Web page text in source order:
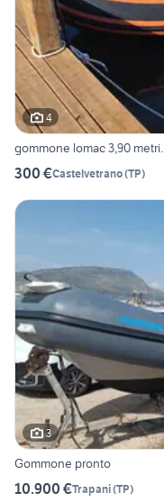
4
gommone lomac 3,90 metri.
300 €Castelvetrano(TP)
3
Gommone pronto
10.900 €Trapani(TP)